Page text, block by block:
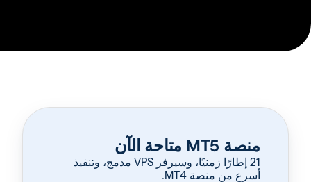
منصة MT5 متاحة الآن
‏21 إطارًا زمنيًا، وسيرفر VPS مدمج، وتنفيذ
أسرع من منصة MT4.